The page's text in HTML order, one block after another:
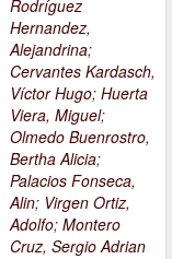
Rodríguez
Hernandez,
Alejandrina;
Cervantes Kardasch,
Víctor Hugo; Huerta
Viera, Miguel;
Olmedo Buenrostro,
Bertha Alicia;
Palacios Fonseca,
Alin; Virgen Ortiz,
Adolfo; Montero
Cruz, Sergio Adrian